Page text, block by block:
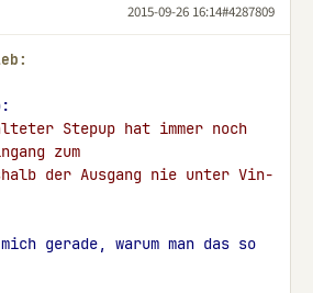
2015-09-26 16:14#4287809
Stepup hat immer noch
zum
der Ausgang nie unter Vin-
gerade, warum man das so